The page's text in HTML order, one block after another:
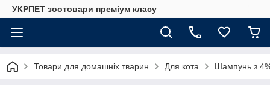
УКРПЕТ зоотовари преміум класу
Товари для домашніх тварин Для кота Шампунь з